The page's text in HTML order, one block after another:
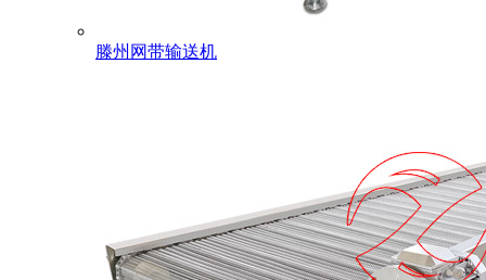
滕州网带输送机